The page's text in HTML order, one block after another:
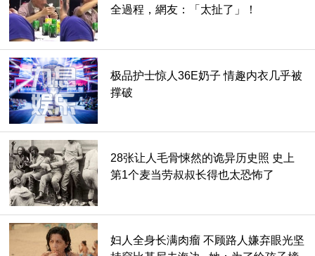
全過程，網友：「太扯了」！
极品护士惊人36E奶子 情趣内衣几乎被
撑破
28张让人毛骨悚然的诡异历史照 史上
第1个麦当劳叔叔长得也太恐怖了
妇人全身长满肉瘤 不顾路人嫌弃眼光坚